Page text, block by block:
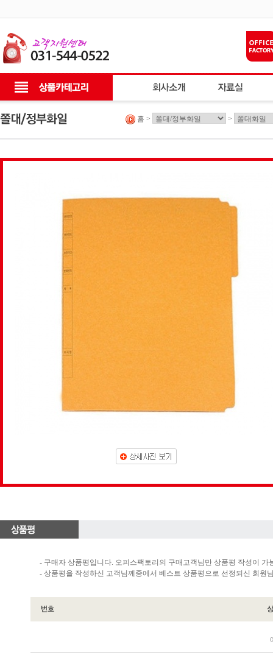
홈 > >
- 구매자 상품평입니다. 오피스팩토리의 구매고객님만 상품평 작성이 가
- 상품평을 작성하신 고객님께중에서 베스트 상품평으로 선정되신 회원